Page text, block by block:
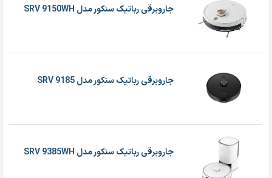
جاروبرقی رباتیک سنکور مدل SRV 9150WH
جاروبرقی رباتیک سنکور مدل SRV 9185
جاروبرقی رباتیک سنکور مدل SRV 9385WH